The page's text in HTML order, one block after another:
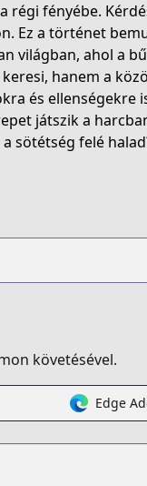
fényébe.
Ez a történet
világban, ahol a
hanem a
és ellenségekre
játszik a
sötétség felé
követésével.
Edge